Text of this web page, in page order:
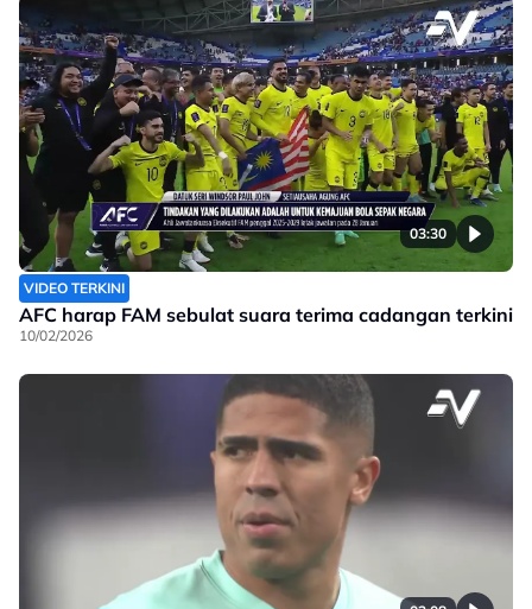
03:30
VIDEO TERKINI
AFC harap FAM sebulat suara terima cadangan terkini
10/02/2026